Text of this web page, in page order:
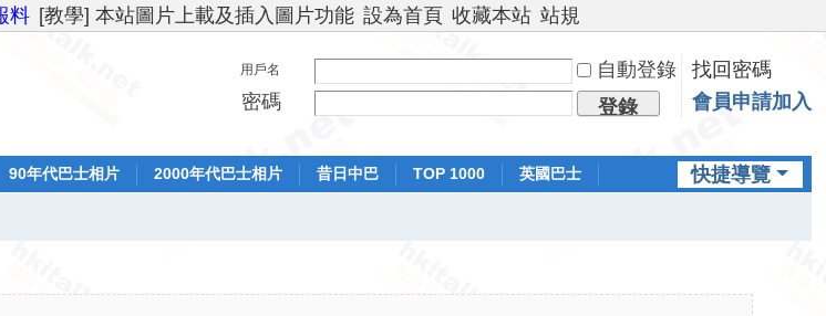
料 [教學] 本站圖片上載及插入圖片功能 設為首頁 收藏本站 站規
用戶名 自動登錄
找回密碼
密碼
登錄 會員申請加入
快捷導覽
90年代巴士相片 2000年代巴士相片 昔日中巴 TOP 1000
英國巴士